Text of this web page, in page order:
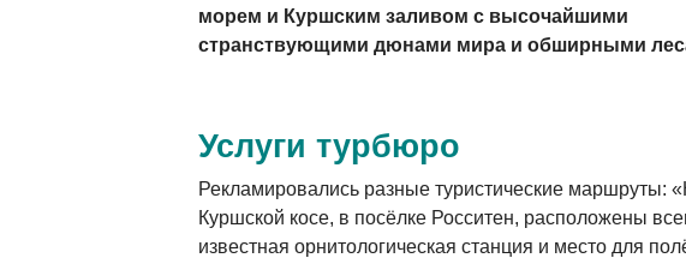
морем и Куршским заливом с высочайшими
странствующими дюнами мира и обширными
Услуги турбюро
Рекламировались разные туристические маршруты:
Куршской косе, в посёлке Росситен, расположены
известная орнитологическая станция и место для